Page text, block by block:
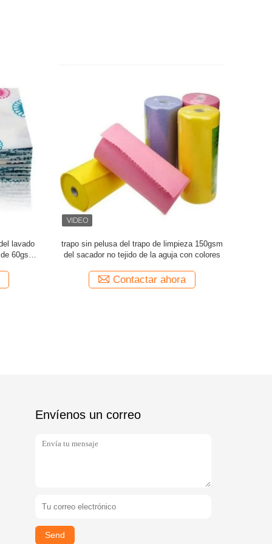
lavado
60gsm
trapo sin pelusa del trapo de limpieza 150gsm
del sacador no tejido de la aguja con colores
Contactar ahora
Envíenos un correo
Send